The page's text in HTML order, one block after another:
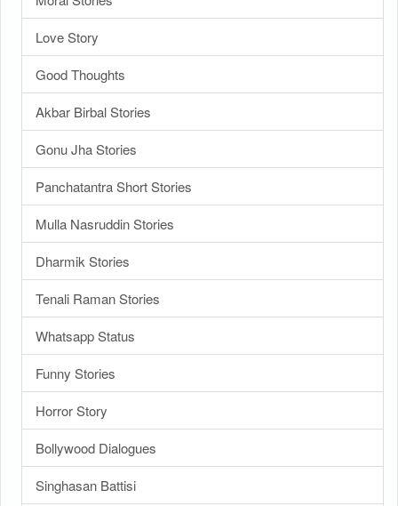
Love Story
Good Thoughts
Akbar Birbal Stories
Gonu Jha Stories
Panchatantra Short Stories
Mulla Nasruddin Stories
Dharmik Stories
Tenali Raman Stories
Whatsapp Status
Funny Stories
Horror Story
Bollywood Dialogues
Singhasan Battisi